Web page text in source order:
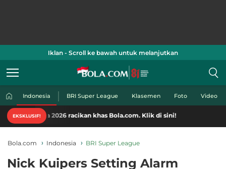
Iklan - Scroll ke bawah untuk melanjutkan
Indonesia BRI Super League Klasemen Foto Video
EKSKLUSIF!
2026 racikan khas Bola.com. Klik di sini!
Bola.com Indonesia BRI Super League
Nick Kuipers Setting Alarm